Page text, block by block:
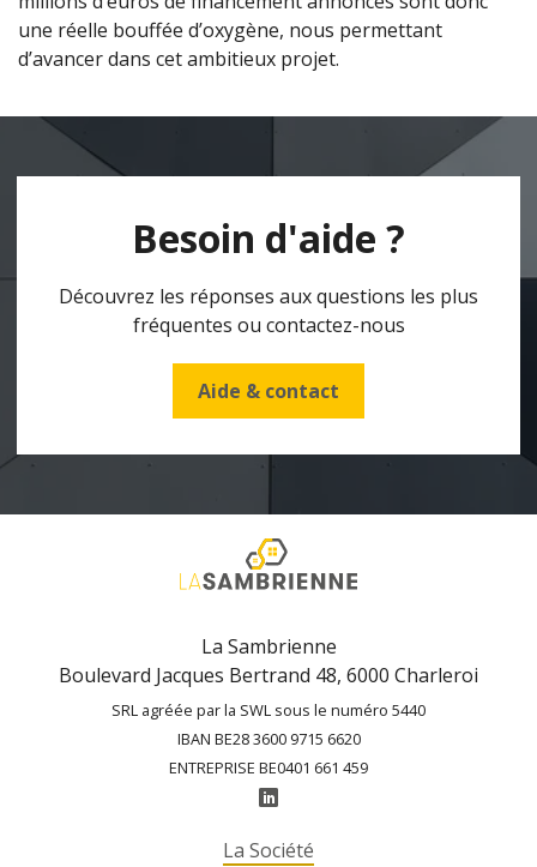
une réelle bouffée d’oxygène, nous permettant
d’avancer dans cet ambitieux projet.
Besoin d'aide ?
Découvrez les réponses aux questions les plus
fréquentes ou contactez-nous
Aide & contact
La Sambrienne
Boulevard Jacques Bertrand 48, 6000 Charleroi
SRL agréée par la SWL sous le numéro 5440
IBAN BE28 3600 9715 6620
ENTREPRISE BE0401 661 459
La Société